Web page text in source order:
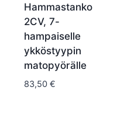
Hammastanko
2CV, 7-
hampaiselle
ykköstyypin
matopyörälle
83,50 €